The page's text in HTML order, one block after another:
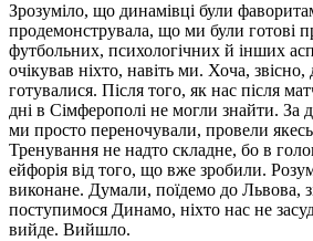
Зрозуміло, що динамівці були
продемонструвала, що ми були готові
футбольних, психологічних й інших
очікував ніхто, навіть ми. Хоча,
готувалися. Після того, як нас після
дні в Сімферополі не могли знайти. За
ми просто переночували, провели
Тренування не надто складне, бо в
ейфорія від того, що вже зробили.
виконане. Думали, поїдемо до Львова,
поступимося Динамо, ніхто нас не
вийде. Вийшло.